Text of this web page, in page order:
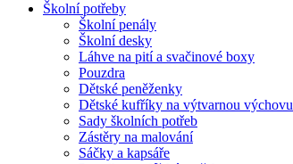
Školní potřeby
Školní penály
Školní desky
Láhve na pití a svačinové boxy
Pouzdra
Dětské peněženky
Dětské kufříky na výtvarnou výchovu
Sady školních potřeb
Zástěry na malování
Sáčky a kapsáře